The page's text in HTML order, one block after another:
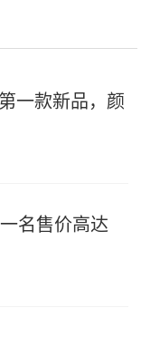
一款新品，颜
名售价高达